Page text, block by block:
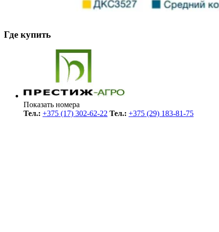
Где купить
Показать номера
Тел.: +375 (17) 302-62-22 Тел.: +375 (29) 183-81-75